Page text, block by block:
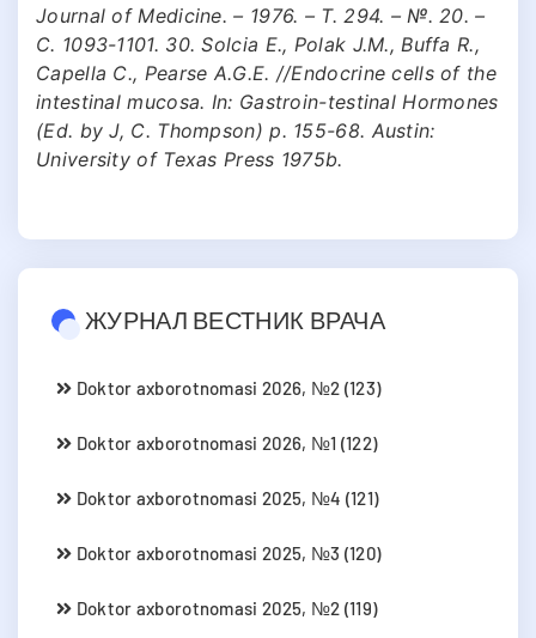
Journal of Medicine. – 1976. – Т. 294. – №. 20. –
С. 1093-1101. 30. Solcia E., Polak J.M., Buffa R.,
Capella C., Pearse A.G.E. //Endocrine cells of the
intestinal mucosa. In: Gastroin-testinal Hormones
(Ed. by J, C. Thompson) p. 155-68. Austin:
University of Texas Press 1975b.
ЖУРНАЛ ВЕСТНИК ВРАЧА
Doktor axborotnomasi 2026, №2 (123)
Doktor axborotnomasi 2026, №1 (122)
Doktor axborotnomasi 2025, №4 (121)
Doktor axborotnomasi 2025, №3 (120)
Doktor axborotnomasi 2025, №2 (119)